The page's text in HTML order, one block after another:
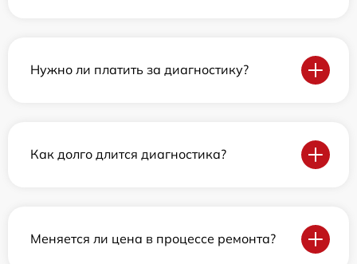
Нужно ли платить за диагностику?
Как долго длится диагностика?
Меняется ли цена в процессе ремонта?